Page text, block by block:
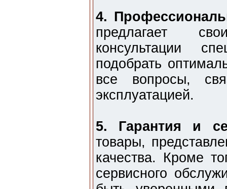
4.
предлагает
консультации
подобрать
все вопросы,
эксплуатацией.
5. Гарантия и
товары,
качества. Кроме
сервисного